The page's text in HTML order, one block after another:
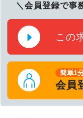
＼会員登録で事
この
簡単1
会員